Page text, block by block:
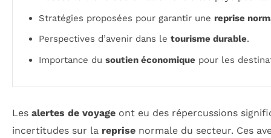
Stratégies proposées pour garantir une reprise
Perspectives d’avenir dans le tourisme durable.
Importance du soutien économique pour les
Les alertes de voyage ont eu des répercussions
incertitudes sur la reprise normale du secteur. Ces